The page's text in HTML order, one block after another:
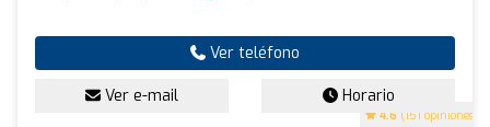
4.6 (151 opiniones)
Ver teléfono
Ver e-mail Horario